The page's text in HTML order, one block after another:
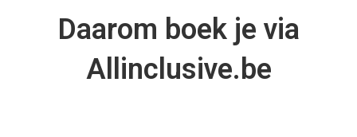
Daarom boek je via
Allinclusive.be